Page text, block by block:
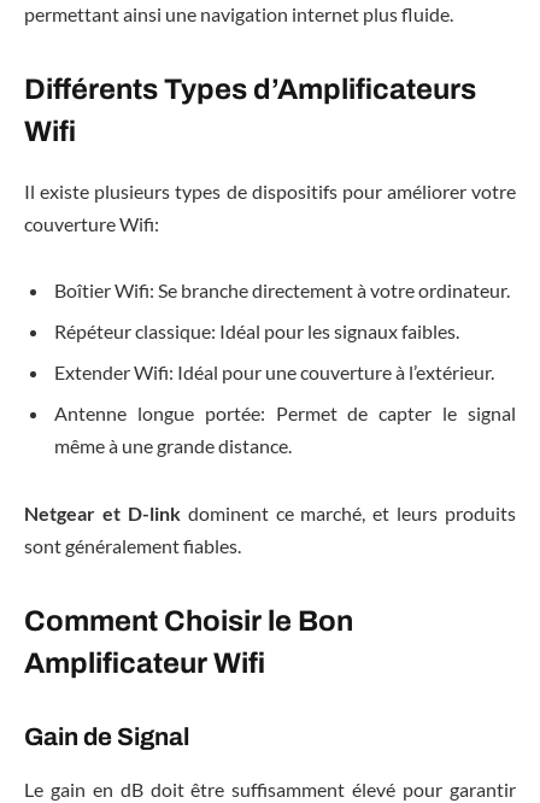
permettant ainsi une navigation internet plus fluide.
Différents Types d’Amplificateurs
Wifi
Il existe plusieurs types de dispositifs pour améliorer votre
couverture Wifi:
Boîtier Wifi: Se branche directement à votre ordinateur.
Répéteur classique: Idéal pour les signaux faibles.
Extender Wifi: Idéal pour une couverture à l’extérieur.
Antenne longue portée: Permet de capter le signal
même à une grande distance.
Netgear et D-linkdominent ce marché, et leurs produits
sont généralement fiables.
Comment Choisir le Bon
Amplificateur Wifi
Gain de Signal
Le gain en dB doit être suffisamment élevé pour garantir